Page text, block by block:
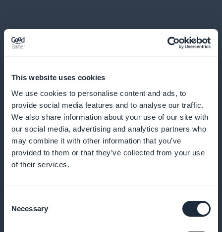
This website uses cookies
We use cookies to personalise content and ads, to
provide social media features and to analyse our traffic.
We also share information about your use of our site with
our social media, advertising and analytics partners who
may combine it with other information that you’ve
provided to them or that they’ve collected from your use
of their services.
Selection
Necessary
contenuti artistici e letterari
Accedete ad analisi precise dei vostri abbonati e
ottimizzate la vostra strategia di contenuti
Widget di promozione dell'abbonamento